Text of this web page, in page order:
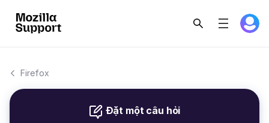
Firefox
Đặt một câu hỏi